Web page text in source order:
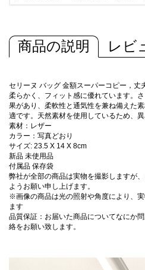
商品の説明 レビ
セリーヌ バッグ 金額スーパーコピー，丈
柔らかく、フィット感に優れています。
果があり、柔軟性と通気性を兼ね備えた
適です。天然素材を使用しているため、異
素材：レザー
カラー：写真どおり
サイズ: 23.5 X 14 X 8cm
新品 未使用品
付属品 保存袋
弊社が全部の商品は実物を撮影しますが
ようお願い申し上げます。
※画像の商品は光の照射や角度により、
ます
品質保証：お届いた商品についてなにか
絡をお願い致します。